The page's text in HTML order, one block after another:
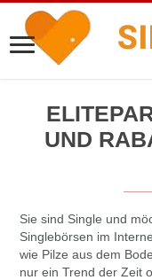
UND
Sie sind Single und
Singlebörsen im
wie Pilze aus dem
nur ein Trend der Zeit